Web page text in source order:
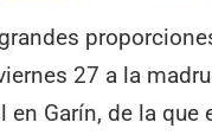
27 a la
en Garín, de la que